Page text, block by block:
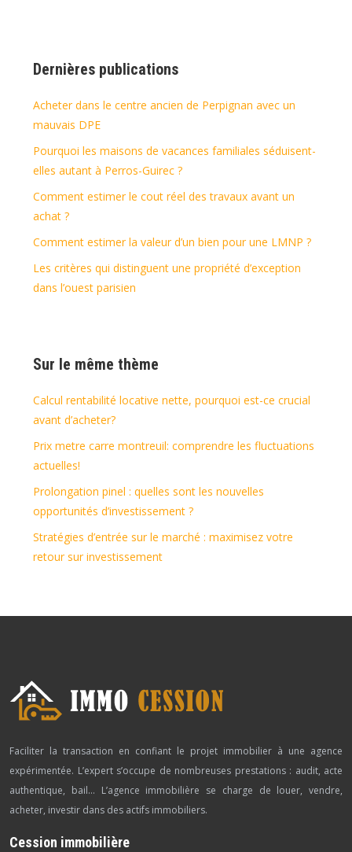
Dernières publications
Acheter dans le centre ancien de Perpignan avec un
mauvais DPE
Pourquoi les maisons de vacances familiales séduisent-
elles autant à Perros-Guirec ?
Comment estimer le cout réel des travaux avant un
achat ?
Comment estimer la valeur d’un bien pour une LMNP ?
Les critères qui distinguent une propriété d’exception
dans l’ouest parisien
Sur le même thème
Calcul rentabilité locative nette, pourquoi est-ce crucial
avant d’acheter?
Prix metre carre montreuil: comprendre les fluctuations
actuelles!
Prolongation pinel : quelles sont les nouvelles
opportunités d’investissement ?
Stratégies d’entrée sur le marché : maximisez votre
retour sur investissement
Faciliter la transaction en confiant le projet immobilier à une agence
expérimentée. L’expert s’occupe de nombreuses prestations : audit, acte
authentique, bail… L’agence immobilière se charge de louer, vendre,
acheter, investir dans des actifs immobiliers.
Cession immobilière